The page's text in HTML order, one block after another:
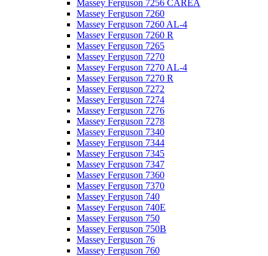
Massey Ferguson 7256 CAREA
Massey Ferguson 7260
Massey Ferguson 7260 AL-4
Massey Ferguson 7260 R
Massey Ferguson 7265
Massey Ferguson 7270
Massey Ferguson 7270 AL-4
Massey Ferguson 7270 R
Massey Ferguson 7272
Massey Ferguson 7274
Massey Ferguson 7276
Massey Ferguson 7278
Massey Ferguson 7340
Massey Ferguson 7344
Massey Ferguson 7345
Massey Ferguson 7347
Massey Ferguson 7360
Massey Ferguson 7370
Massey Ferguson 740
Massey Ferguson 740E
Massey Ferguson 750
Massey Ferguson 750B
Massey Ferguson 76
Massey Ferguson 760